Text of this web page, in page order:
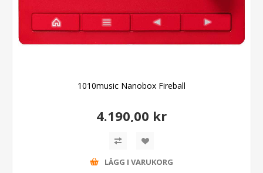
1010music Nanobox Fireball
4.190,00 kr
LÄGG I VARUKORG